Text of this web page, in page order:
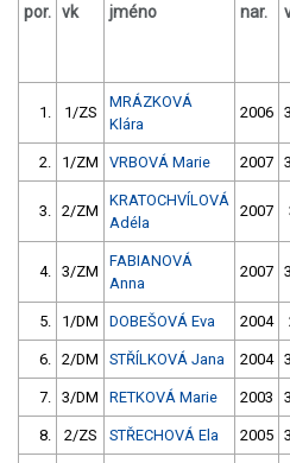
por. vk jméno nar.
1. 1/ZS
MRÁZKOVÁ
Klára
2006
2. 1/ZM VRBOVÁ Marie 2007
3. 2/ZM
KRATOCHVÍLOVÁ
Adéla
2007
4. 3/ZM
FABIANOVÁ
Anna
2007
5. 1/DM DOBEŠOVÁ Eva 2004
6. 2/DM STŘÍLKOVÁ Jana 2004
7. 3/DM RETKOVÁ Marie 2003
8. 2/ZS STŘECHOVÁ Ela 2005